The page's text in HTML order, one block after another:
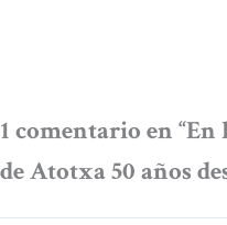
1 comentario en
de Atotxa 50 años